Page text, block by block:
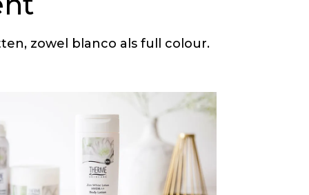
zowel blanco als full colour.